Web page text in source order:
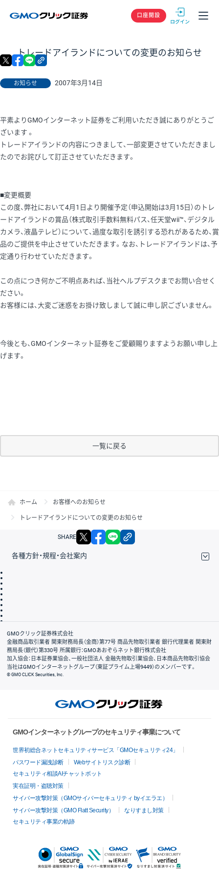
GMOクリック
口座開設
トレードアイランドについての変更のお知らせ
お知らせ 2007年3月14日
X facebook
平素よりGMOインターネット証券をご利用いただき誠にありがとうご
ざいます 。
トレードアイランドの内容につきまして、一部変更させていただきまし
たのでお詫びして訂正させていただきます。
■変更概要
この度、弊社において4月1日より開催予定（申込開始は3月15日）のトレ
ードアイランドの賞品（株式取引手数料無料パス、任天堂wii™、デジタル
カメラ、液晶テレビ）について、過度な取引を誘引する恐れがあるため、賞
品のご提供を中止させていただきます。なお、トレードアイランドは、予
定通り行わせていただきます。
この点につき何かご不明点あれば、当社ヘルプデスクまでお問い合せく
ださい。
お客様には、大変ご迷惑をお掛け致しまして誠に申し訳ございません。
今後とも、GMOインターネット証券をご愛顧賜りますようお願い申し上
げます。
一覧に戻る
ホーム お客様へのお知らせ
トレードアイランドについての変更のお知らせ
SHARE X facebook
各種方針・規程・会社案内
会社案内
GMOクリック証券株式会社
金融商品取引業者 関東財務局長（金商）第77号 商品先物取引業者 銀行代理業者 関東財
務局長（銀代）第330号 所属銀行：GMOあおぞらネット銀行株式会社
加入協会：日本証券業協会、一般社団法人 金融先物取引業協会、日本商品先物取引協会
当社はGMOインターネットグループ（東証プライム上場9449）のメンバーです。
© GMO CLICK Securities, Inc.
GMOインターネットグループのセキュリティ事業について
世界初総合ネットセキュリティサービス「GMOセキュリティ24」
パスワード漏洩診断
Webサイトリスク診断
セキュリティ相談AIチャットボット
実在証明・盗聴対策
サイバー攻撃対策（GMOサイバーセキュリティ byイエラエ）
サイバー攻撃対策（GMO Flatt Security）
なりすまし対策
セキュリティ事業の軌跡